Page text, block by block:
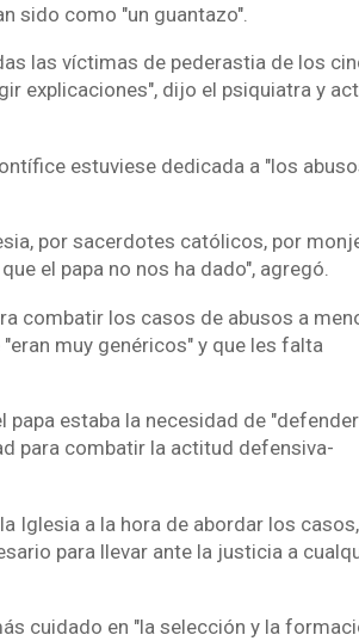
sido como "un guantazo".
las víctimas de pederastia de los
explicaciones", dijo el psiquiatra y
estuviese dedicada a "los
por sacerdotes católicos, por
el papa no nos ha dado", agregó.
combatir los casos de abusos a
muy genéricos" y que les falta
estaba la necesidad de
para combatir la actitud defensiva-
Iglesia a la hora de abordar los
para llevar ante la justicia a
cuidado en "la selección y la